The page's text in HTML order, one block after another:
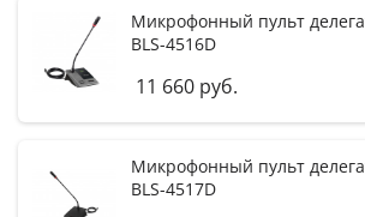
Микрофонный пульт
BLS-4516D
11 660 руб.
Микрофонный пульт
BLS-4517D